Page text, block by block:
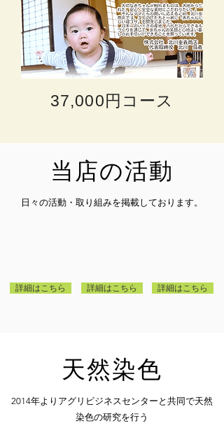
37,000円コース
当店の活動
日々の活動・取り組みを掲載しております。
詳細はこちら 詳細はこちら 詳細はこちら
天然染色
2014年よりアグリビジネスセンターと共同で天然
染色の研究を行う